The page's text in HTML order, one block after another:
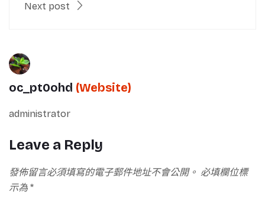
Next post
oc_pt0ohd (Website)
administrator
Leave a Reply
發佈留言必須填寫的電子郵件地址不會公開。 必填欄位標
示為 *